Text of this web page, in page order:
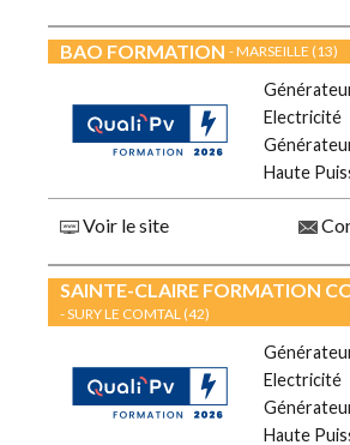
BAO FORMATION - MARSEILLE (13)
Electricité
Haute
Voir le site
SAINTE-CLAIRE FORMATION
- SURY LE COMTAL (42)
Electricité
Haute